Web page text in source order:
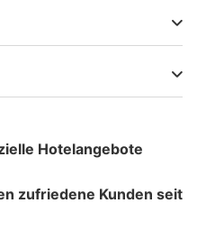
Hotelangebote
zufriedene Kunden seit